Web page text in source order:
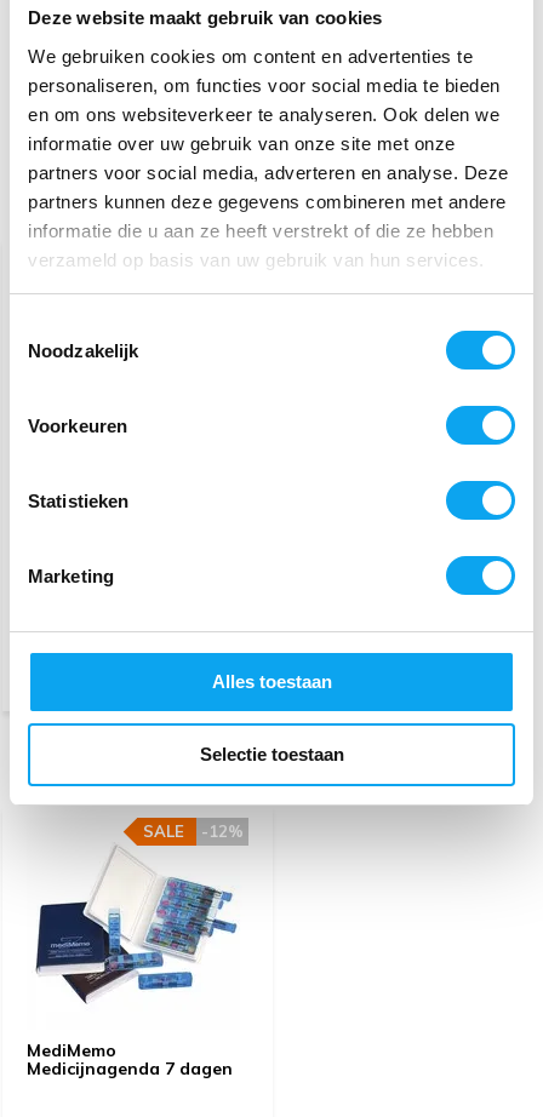
Deze website maakt gebruik van cookies
We gebruiken cookies om content en advertenties te
personaliseren, om functies voor social media te bieden
en om ons websiteverkeer te analyseren. Ook delen we
informatie over uw gebruik van onze site met onze
partners voor social media, adverteren en analyse. Deze
partners kunnen deze gegevens combineren met andere
informatie die u aan ze heeft verstrekt of die ze hebben
verzameld op basis van uw gebruik van hun services.
Noodzakelijk
Voorkeuren
Statistieken
Marketing
Alles toestaan
Selectie toestaan
5 / 5
Gerelateerde producten
Bestel op werkdagen voor
(Web Only)
Recent bekeken
MediMemo
Medicijnagenda 7 dagen
-12%
SALE